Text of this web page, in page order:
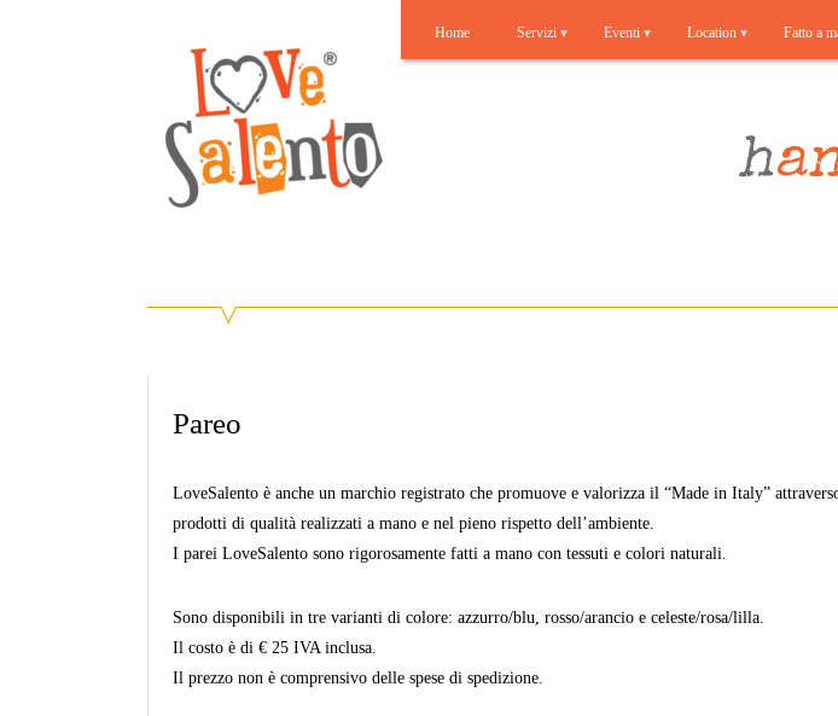
Home Servizi Eventi Location Fatto a
Pareo
LoveSalento è anche un marchio registrato che promuove e valorizza il “Made in Italy”
prodotti di qualità realizzati a mano e nel pieno rispetto dell’ambiente.
I parei LoveSalento sono rigorosamente fatti a mano con tessuti e colori naturali.
Sono disponibili in tre varianti di colore: azzurro/blu, rosso/arancio e celeste/rosa/lilla.
Il costo è di € 25 IVA inclusa.
Il prezzo non è comprensivo delle spese di spedizione.